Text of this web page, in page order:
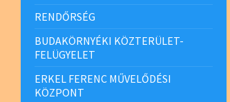
RENDŐRSÉG
BUDAKÖRNYÉKI KÖZTERÜLET-
FELÜGYELET
ERKEL FERENC MŰVELŐDÉSI
KÖZPONT